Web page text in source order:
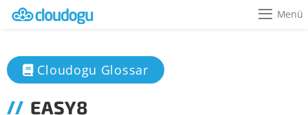
Menü
Cloudogu Glossar
EASY8